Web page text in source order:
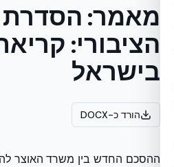
מאמר: הסדרת
הציבורי:
בישראל
הורד כ-DOCX
ההסכם החדש בין משרד האוצר